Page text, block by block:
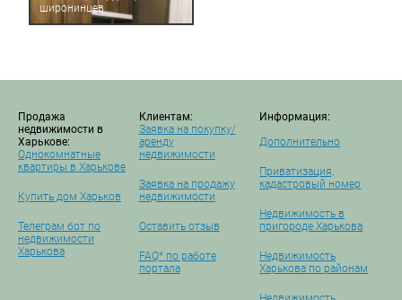
широнинцев
Продажа
недвижимости в
Харькове:
Однокомнатные
квартиры в Харькове
Купить дом Харьков
Телеграм бот по
недвижимости
Харькова
Клиентам:
Заявка на покупку/
аренду
недвижимости
Заявка на продажу
недвижимости
Оставить отзыв
FAQ* по работе
портала
Информация:
Дополнительно
Приватизация,
кадастровый номер
Недвижимость в
пригороде Харькова
Недвижимость
Харькова по районам